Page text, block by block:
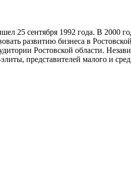
25 сентября 1992 года. В 2000
развитию бизнеса в
Ростовской области.
представителей малого и